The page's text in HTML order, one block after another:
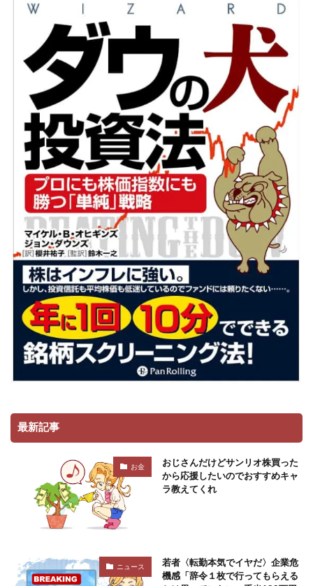
最新記事
お金
おじさんだけどサンリオ株買った
から応援したいのでおすすめキャ
ラ教えてくれ
ニュース
若者〈転勤本気でイヤだ〉企業危
機感「辞令１枚で行ってもらえる